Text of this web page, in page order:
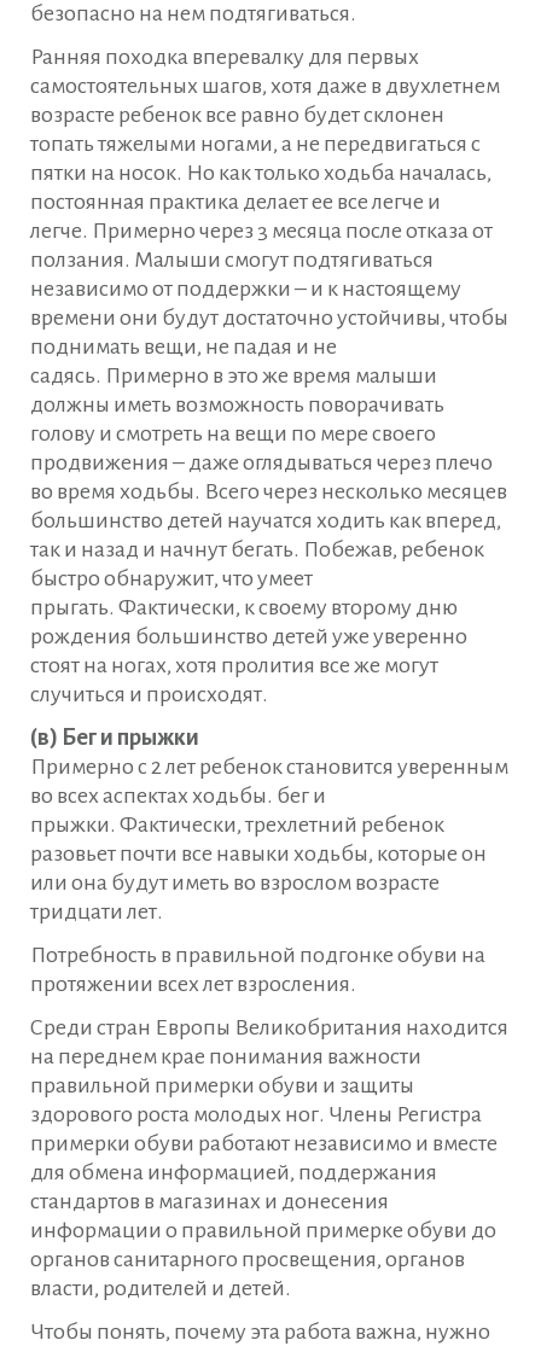
безопасно на нем подтягиваться.
Ранняя походка вперевалку для первых
самостоятельных шагов, хотя даже в двухлетнем
возрасте ребенок все равно будет склонен
топать тяжелыми ногами, а не передвигаться с
пятки на носок. Но как только ходьба началась,
постоянная практика делает ее все легче и
легче. Примерно через 3 месяца после отказа от
ползания. Малыши смогут подтягиваться
независимо от поддержки – и к настоящему
времени они будут достаточно устойчивы, чтобы
поднимать вещи, не падая и не
садясь. Примерно в это же время малыши
должны иметь возможность поворачивать
голову и смотреть на вещи по мере своего
продвижения – даже оглядываться через плечо
во время ходьбы. Всего через несколько месяцев
большинство детей научатся ходить как вперед,
так и назад и начнут бегать. Побежав, ребенок
быстро обнаружит, что умеет
прыгать. Фактически, к своему второму дню
рождения большинство детей уже уверенно
стоят на ногах, хотя пролития все же могут
случиться и происходят.
(в) Бег и прыжки
Примерно с 2 лет ребенок становится уверенным
во всех аспектах ходьбы. бег и
прыжки. Фактически, трехлетний ребенок
разовьет почти все навыки ходьбы, которые он
или она будут иметь во взрослом возрасте
тридцати лет.
Потребность в правильной подгонке обуви на
протяжении всех лет взросления.
Среди стран Европы Великобритания находится
на переднем крае понимания важности
правильной примерки обуви и защиты
здорового роста молодых ног. Члены Регистра
примерки обуви работают независимо и вместе
для обмена информацией, поддержания
стандартов в магазинах и донесения
информации о правильной примерке обуви до
органов санитарного просвещения, органов
власти, родителей и детей.
Чтобы понять, почему эта работа важна, нужно